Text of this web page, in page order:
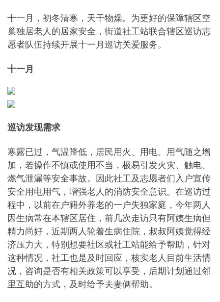
十一月，初冬清寒，天干物燥。为更好的保障辖区空
巢独居老人的居家安全，街道社工站联合辖区巡访志
愿者队伍持续开展十一月巡访关爱服务。
十一月
巡访发现需求
寒露已过，气温降低，居民用火、用电、用气随之增
加，若操作不慎或使用不当，极易引发火灾、触电、
燃气泄漏等安全事故。因此社工及志愿者们入户宣传
安全用电用气，增强老人的消防安全意识。在巡访过
程中，以前在户籍外养老的一户失独家庭，今年两人
因生病常在本辖区居住，前几次走访只有阿姨生病但
精力尚好，近期两人轮着生病住院，叔叔阿姨觉得经
济压力大，特别想要社区或社工站能给予帮助，针对
这种情况，社工也是及时回应，核实老人目前生活情
况，咨询是否有相关政策可以享受，后期计划通过邻
里互助的方式，及时给予夫妻俩帮助。